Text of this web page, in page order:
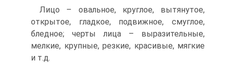
Лицо – овальное, круглое, вытянутое,
открытое, гладкое, подвижное, смуглое,
бледное; черты лица – выразительные,
мелкие, крупные, резкие, красивые, мягкие
и т.д.